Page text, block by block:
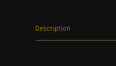
Description